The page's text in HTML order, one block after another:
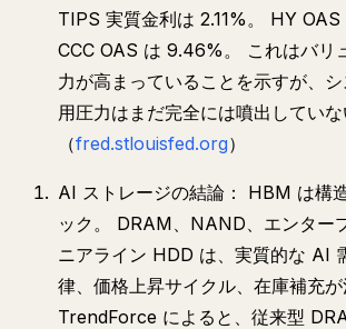
TIPS 実質金利は 2.11%。 HY OAS
CCC OAS は 9.46%。 これはバリ
力が高まっていることを示すが、
用圧力はまだ完全には噴出していな
（fred.stlouisfed.org）
AI ストレージの結論： HBM は構
ック。 DRAM、NAND、エンター
ニアライン HDD は、実質的な AI
律、価格上昇サイクル、在庫補充が
TrendForce によると、従来型